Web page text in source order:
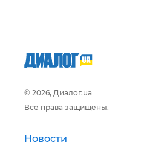
© 2026, Диалог.ua
Все права защищены.
Новости